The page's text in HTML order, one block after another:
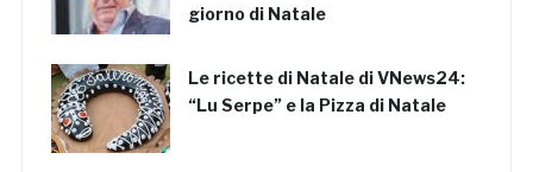
giorno di Natale
Le ricette di Natale di VNews24:
“Lu Serpe” e la Pizza di Natale